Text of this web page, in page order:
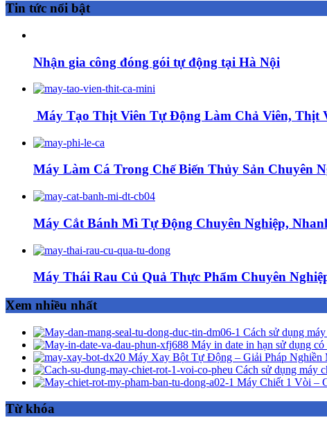
Tin tức nổi bật
Nhận gia công đóng gói tự động tại Hà Nội
Máy Tạo Thịt Viên Tự Động Làm Chả Viên, Thịt
Máy Làm Cá Trong Chế Biến Thủy Sản Chuyên
Máy Cắt Bánh Mì Tự Động Chuyên Nghiệp,
Máy Thái Rau Củ Quả Thực Phẩm Chuyên
Xem nhiều nhất
Cách sử dụng
Máy in date in hạn sử dụng
Máy Xay Bột Tự Động – Giải Pháp Nghiền
Cách sử dụng máy
Máy Chiết 1 Vòi –
Từ khóa